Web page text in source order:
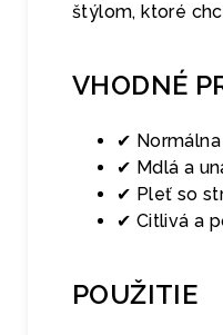
štýlom, ktoré
VHODNÉ
✔
✔ Mdlá a
✔ Pleť so
✔ Citlivá a
POUŽITIE